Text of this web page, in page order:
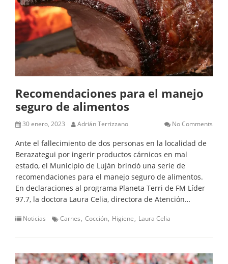
Recomendaciones para el manejo
seguro de alimentos
30 enero, 2023 Adrián Terrizzano No Comments
Ante el fallecimiento de dos personas en la localidad de
Berazategui por ingerir productos cárnicos en mal
estado, el Municipio de Luján brindó una serie de
recomendaciones para el manejo seguro de alimentos.
En declaraciones al programa Planeta Terri de FM Líder
97.7, la doctora Laura Celia, directora de Atención…
Noticias Carnes Cocción Higiene Laura Celia